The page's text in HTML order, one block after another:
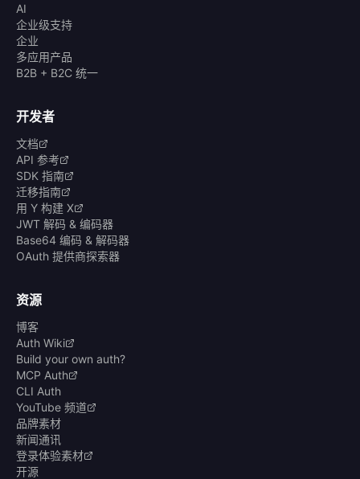
AI
企业级支持
企业
多应用产品
B2B + B2C 统一
开发者
文档
API 参考
SDK 指南
迁移指南
用 Y 构建 X
JWT 解码 & 编码器
Base64 编码 & 解码器
OAuth 提供商探索器
资源
博客
Auth Wiki
Build your own auth?
MCP Auth
CLI Auth
YouTube 频道
品牌素材
新闻通讯
登录体验素材
开源